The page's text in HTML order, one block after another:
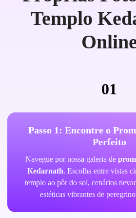
Templo
01
Passo 1: Encontre o
Perfeito
Navegue por nossa galeria de
Kedarnath. Escolha entre vistas
templo ao pôr do sol, cenários
estéticas vibrantes de